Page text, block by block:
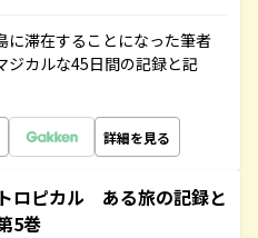
に滞在することになった筆者
ジカルな45日間の記録と記
詳細を見る
ロピカル ある旅の記録と
5巻